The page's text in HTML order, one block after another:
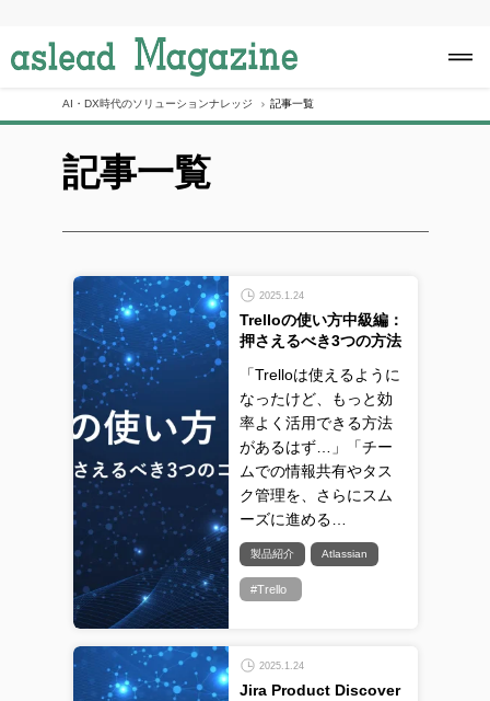
c
AI・DX時代のソリューションナレッジ 記事一覧
記事一覧
2025.1.24
Trelloの使い方中級編：
押さえるべき3つの方法
「Trelloは使えるように
なったけど、もっと効
率よく活用できる方法
があるはず…」「チー
ムでの情報共有やタス
ク管理を、さらにスム
ーズに進める…
製品紹介 Atlassian
#Trello
2025.1.24
Jira Product Discover